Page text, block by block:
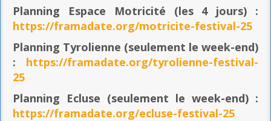
Planning Espace Motricité (les 4 jours) :
https://framadate.org/motricite-festival-25
Planning Tyrolienne (seulement le week-end)
: https://framadate.org/tyrolienne-festival-
25
Planning Ecluse (seulement le week-end) :
https://framadate.org/ecluse-festival-25